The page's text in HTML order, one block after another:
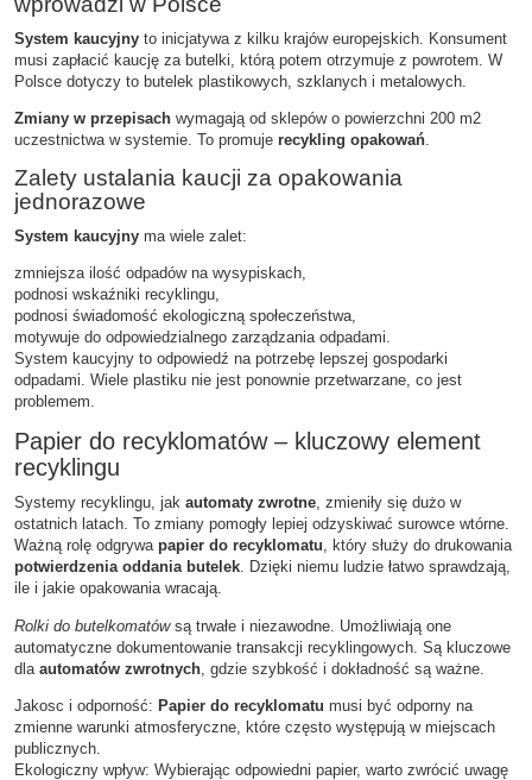
System kaucyjny to inicjatywa z kilku krajów europejskich. Konsument
musi zapłacić kaucję za butelki, którą potem otrzymuje z powrotem. W
Polsce dotyczy to butelek plastikowych, szklanych i metalowych.
Zmiany w przepisach wymagają od sklepów o powierzchni 200 m2
uczestnictwa w systemie. To promuje recykling opakowań
Zalety ustalania kaucji za opakowania
jednorazowe
System kaucyjny ma wiele zalet:
zmniejsza ilość odpadów na wysypiskach,
podnosi wskaźniki recyklingu,
podnosi świadomość ekologiczną społeczeństwa,
motywuje do odpowiedzialnego zarządzania odpadami.
System kaucyjny to odpowiedź na potrzebę lepszej gospodarki
odpadami. Wiele plastiku nie jest ponownie przetwarzane, co jest
problemem.
Papier do recyklomatów – kluczowy element
recyklingu
Systemy recyklingu, jak automaty zwrotne, zmieniły się dużo w
ostatnich latach. To zmiany pomogły lepiej odzyskiwać surowce wtórne.
Ważną rolę odgrywa papier do recyklomatu, który służy do drukowania
potwierdzenia oddania butelek. Dzięki niemu ludzie łatwo sprawdzają,
ile i jakie opakowania wracają.
Rolki do butelkomatówsą trwałe i niezawodne. Umożliwiają one
automatyczne dokumentowanie transakcji recyklingowych. Są kluczowe
dla automatów zwrotnych , gdzie szybkość i dokładność są ważne.
Jakosc i odporność: Papier do recyklomatu musi być odporny na
zmienne warunki atmosferyczne, które często występują w miejscach
publicznych.
Ekologiczny wpływ: Wybierając odpowiedni papier, warto zwrócić uwagę